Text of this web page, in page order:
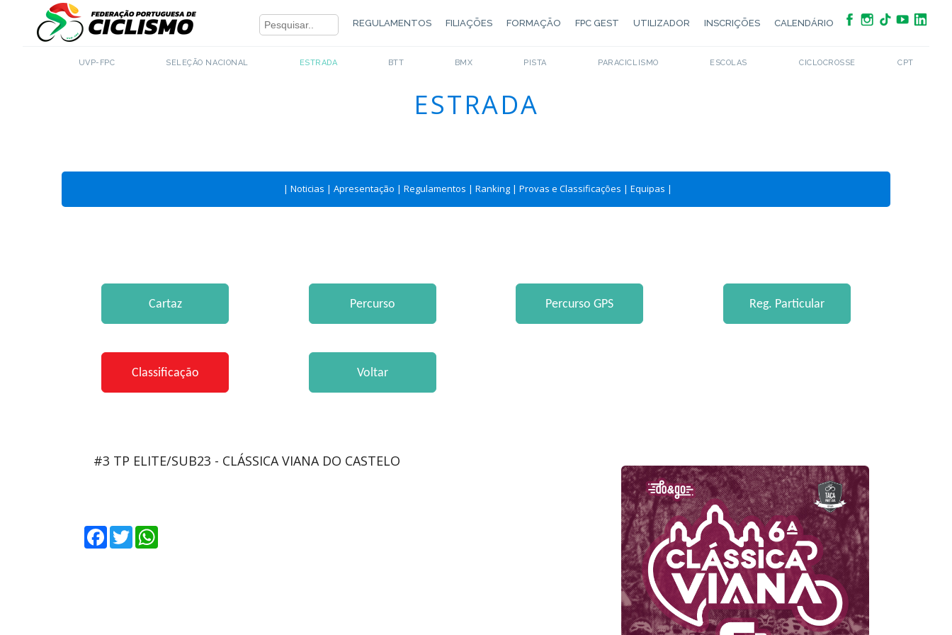
REGULAMENTOS FILIAÇÕES FORMAÇÃO FPC GEST UTILIZADOR INSCRIÇÕES CALENDÁRIO
UVP-FPC SELEÇÃO NACIONAL ESTRADA BTT BMX PISTA PARACICLISMO ESCOLAS CICLOCROSSE CPT
ESTRADA
| Noticias | Apresentação | Regulamentos | Ranking | Provas e Classificações | Equipas |
#3 TP ELITE/SUB23 - CLÁSSICA VIANA DO CASTELO
Facebook
Twitter